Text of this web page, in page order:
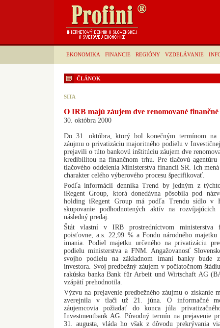
EKONOMIKA FINANCIE REGIÓNY VZDELÁVANIE
ČLÁNOK
SITA
O IRB majú záujem dve renomované
30. októbra 2000
Do 31. októbra, ktorý bol konečným termínom na
záujmu o privatizáciu majoritného podielu v
prejavili o túto bankovú inštitúciu záujem dve
kredibilitou na finančnom trhu. Pre tlačovú
tlačového oddelenia Ministerstva financií SR. Ich
charakter celého výberového procesu špecifikovať.
Podľa informácií denníka Trend by jedným z
iRegent Group, ktorá donedávna pôsobila pod
holding iRegent Group má podľa Trendu sídlo v
skupovanie podhodnotených aktív na
následný predaj.
Štát vlastní v IRB prostredníctvom ministerstva
poisťovne, a.s. 22,99 % a Fondu národného
imania. Podiel majetku určeného na privatizáciu
podielu ministerstva a FNM. Angažovanosť
svojho podielu na základnom imaní banky bude
investora. Svoj predbežný záujem v počiatočnom
rakúska banka Bank für Arbeit und Wirtschaft AG
vzápätí prehodnotila.
Výzvu na prejavenie predbežného záujmu o získanie
zverejnila v tlači už 21. júna. O informačné
záujemcovia požiadať do konca júla
Investmentbank AG. Pôvodný termín na prejavenie
31. augusta, vláda ho však z dôvodu prekrývania